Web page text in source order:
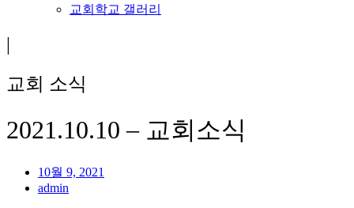
교회학교 갤러리
|
교회 소식
2021.10.10 – 교회소식
10월 9, 2021
admin